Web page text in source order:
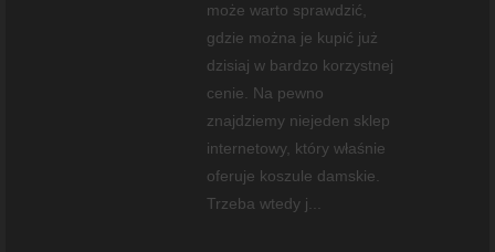
może warto sprawdzić,
gdzie można je kupić już
dzisiaj w bardzo korzystnej
cenie. Na pewno
znajdziemy niejeden sklep
internetowy, który właśnie
oferuje koszule damskie.
Trzeba wtedy j...